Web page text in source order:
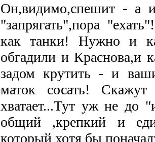
Он,видимо,спешит - а и
"запрягать",пора
как танки! Нужно и
обгадили и Краснова,и
задом крутить - и
маток сосать!
хватает...Тут уж не до
общий ,крепкий и
который хотя бы